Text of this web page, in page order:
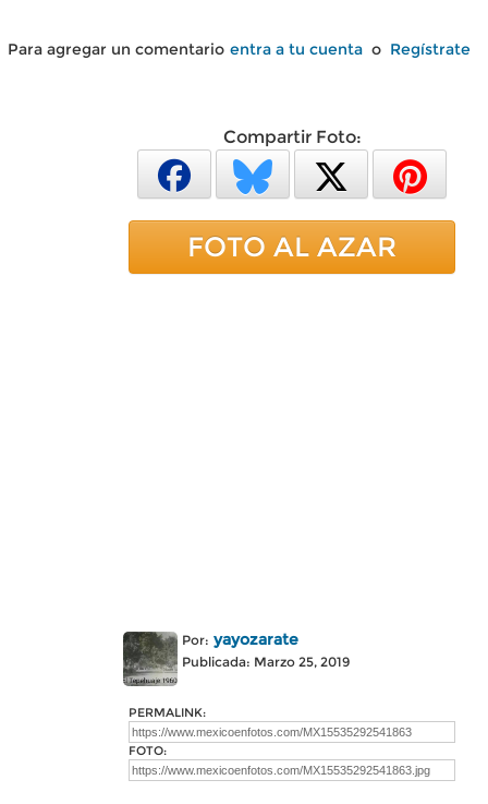
Para agregar un comentario entra a tu cuenta o Regístrate
Compartir Foto:
FOTO AL AZAR
Por: yayozarate
Publicada: Marzo 25, 2019
PERMALINK:
FOTO: